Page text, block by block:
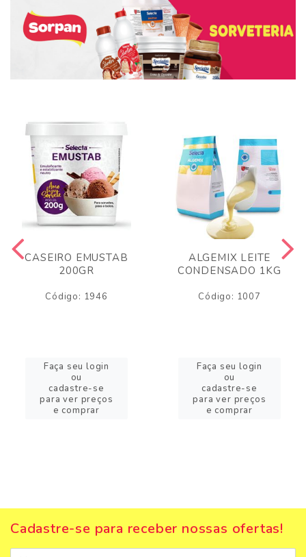
CASEIRO EMUSTAB
200GR
Código: 1946
Faça seu login
ou
cadastre-se
para ver preços
e comprar
ALGEMIX LEITE
CONDENSADO 1KG
Código: 1007
Faça seu login
ou
cadastre-se
para ver preços
e comprar
Cadastre-se para receber nossas ofertas!